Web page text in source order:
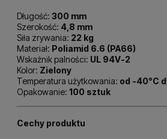
Długość: 300 mm
Szerokość: 4,8 mm
Siła zrywania: 22 kg
Materiał: Poliamid 6.6 (PA66)
Wskaźnik palności: UL 94V-2
Kolor: Zielony
Temperatura użytkowania: od -40°C
Opakowanie: 100 sztuk
Cechy produktu